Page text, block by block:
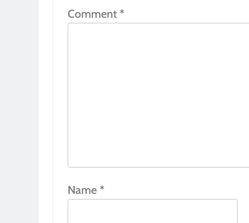
Comment *
Name *